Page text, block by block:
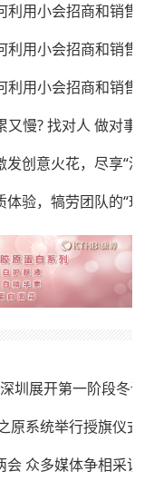
用小会招商和销售
用小会招商和销售
用小会招商和销售
慢? 找对人 做对事
创意火花，尽享“澳”
验，犒劳团队的“玩”
圳展开第一阶段冬训
系统举行授旗仪式
众多媒体争相采访